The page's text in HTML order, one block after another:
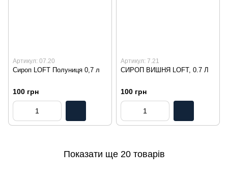
Артикул: 07.20
Сироп LOFT Полуниця 0,7 л
100 грн
Артикул: 7.21
СИРОП ВИШНЯ LOFT, 0.7 Л
100 грн
Показати ще 20 товарів